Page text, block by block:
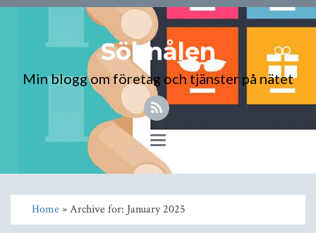
Söknålen
Min blogg om företag och tjänster på nätet
Toggle
navigation
Home» Archive for: January 2025